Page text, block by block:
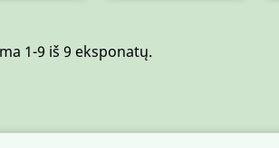
1-9 iš 9 eksponatų.